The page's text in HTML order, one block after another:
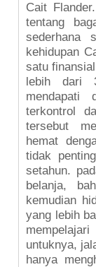
Cait
tentang
sederhana
kehidupan
satu
lebih dari
mendapati
terkontrol
tersebut
hemat
tidak
setahun.
belanja,
kemudian
yang lebih
untuknya,
hanya